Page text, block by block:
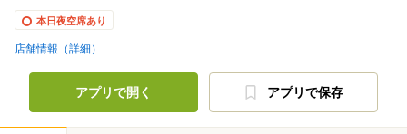
本日夜空席あり
店舗情報（詳細）
アプリで開く アプリで保存